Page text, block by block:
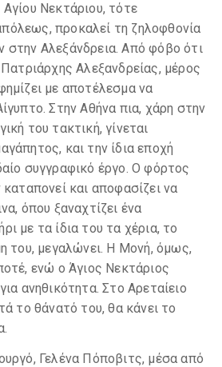
Νεκτάριου, τότε
προκαλεί τη ζηλοφθονία
στην Αλεξάνδρεια. Από φόβο ότι
Αλεξανδρείας, μέρος
με αποτέλεσμα να
Στην Αθήνα πια, χάρη στην
του τακτική, γίνεται
και την ίδια εποχή
συγγραφικό έργο. Ο φόρτος
και αποφασίζει να
όπου ξαναχτίζει ένα
με τα ίδια του τα χέρια, το
του, μεγαλώνει. Η Μονή, όμως,
ενώ ο Άγιος Νεκτάριος
ανηθικότητα. Στο Αρεταίειο
το θάνατό του, θα κάνει το
Γελένα Πόποβιτς, μέσα από